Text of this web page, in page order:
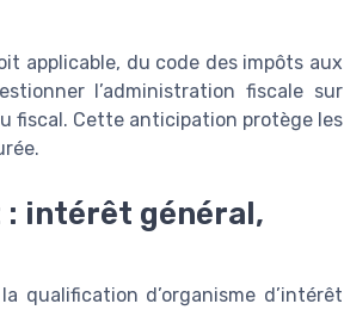
applicable, du code des impôts aux
l’administration fiscale sur
fiscal. Cette anticipation protège les
: intérêt général,
qualification d’organisme d’intérêt